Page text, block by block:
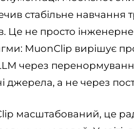
стабільне навчання
Це не просто
MuonClip вирішує
через
джерела, а не через
масштабований, це